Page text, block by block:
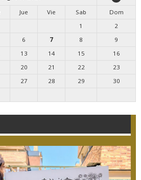
Jue Vie Sab
Dom
1
2
6 7 8
9
13 14 15
16
20 21 22
23
27 28 29
30